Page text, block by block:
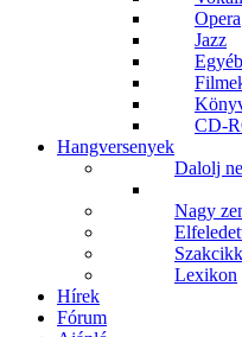
Opera
Jazz
Egyéb
CD-
Hangversenyek
Dalolj
Nagy
Lexikon
Hírek
Fórum